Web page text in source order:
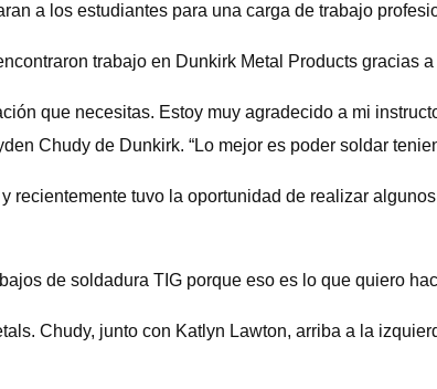
a los estudiantes para una carga de trabajo
trabajo en Dunkirk Metal Products gracias
que necesitas. Estoy muy agradecido a mi
Chudy de Dunkirk. “Lo mejor es poder soldar
tuvo la oportunidad de realizar
de soldadura TIG porque eso es lo que quiero
Chudy, junto con Katlyn Lawton, arriba a la